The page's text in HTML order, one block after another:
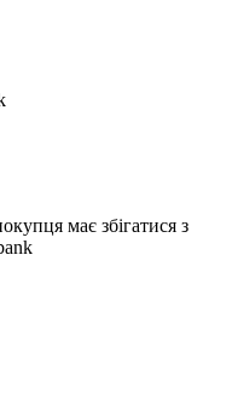
має збігатися з